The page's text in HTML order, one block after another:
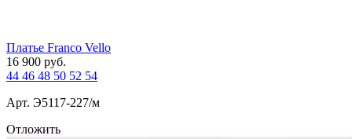
Платье Franco Vello
16 900 руб.
44 46 48 50 52 54
Арт. Э5117-227/м
Отложить